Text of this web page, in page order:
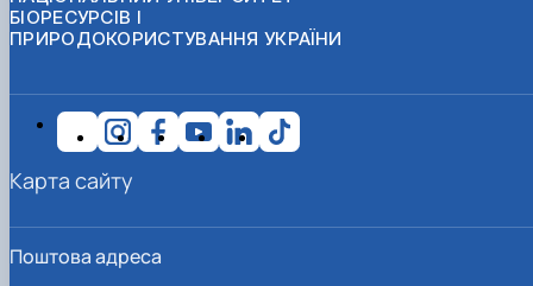
БІОРЕСУРСІВ І
ПРИРОДОКОРИСТУВАННЯ УКРАЇНИ
Поштова адреса
Карта сайту